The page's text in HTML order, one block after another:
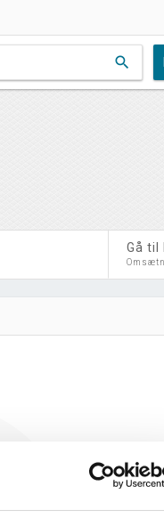
search
Gå til
beskæftigelse
figuren